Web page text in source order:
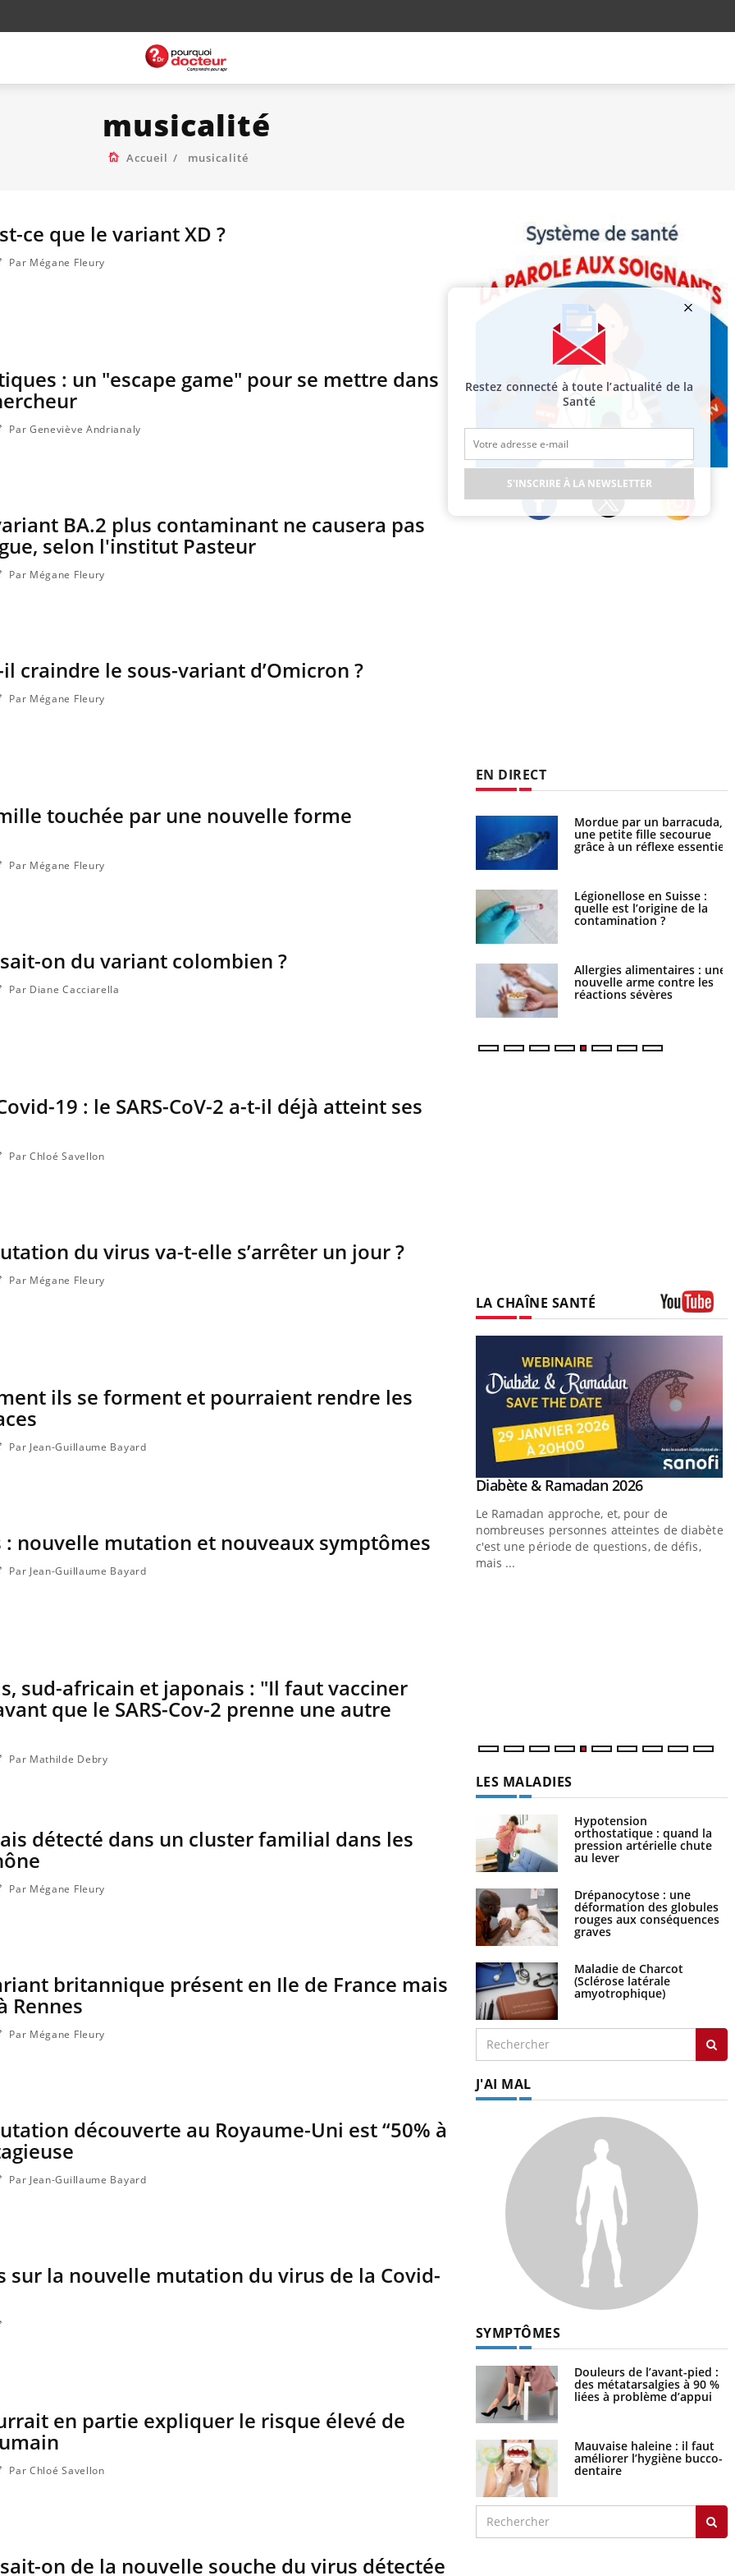
musicalité
Accueil musicalité
ce que le variant XD ?
Par Mégane Fleury
: un "escape game" pour se mettre dans
Par Geneviève Andrianaly
BA.2 plus contaminant ne causera pas
selon l'institut Pasteur
Par Mégane Fleury
craindre le sous-variant d’Omicron ?
Par Mégane Fleury
touchée par une nouvelle forme
Par Mégane Fleury
on du variant colombien ?
Par Diane Cacciarella
19 : le SARS-CoV-2 a-t-il déjà atteint ses
Par Chloé Savellon
du virus va-t-elle s’arrêter un jour ?
Par Mégane Fleury
ils se forment et pourraient rendre les
Par Jean-Guillaume Bayard
: nouvelle mutation et nouveaux symptômes
Par Jean-Guillaume Bayard
sud-africain et japonais : "Il faut vacciner
que le SARS-Cov-2 prenne une autre
Par Mathilde Debry
détecté dans un cluster familial dans les
Par Mégane Fleury
britannique présent en Ile de France mais
Rennes
Par Mégane Fleury
découverte au Royaume-Uni est “50% à
Par Jean-Guillaume Bayard
sur la nouvelle mutation du virus de la Covid-
en partie expliquer le risque élevé de
Par Chloé Savellon
on de la nouvelle souche du virus détectée
EN DIRECT
Grossesse et chaleur : ce
Mordue par une tique en
coma pendant 42 jours
Mordue par un barracuda,
une petite fille secourue
grâce à un réflexe essentiel
Légionellose en Suisse :
quelle est l’origine de la
contamination ?
Allergies alimentaires : une
nouvelle arme contre les
réactions sévères
Comment gérer le sommeil
des enfants en vacances ?
Bilan prévention : ce que
les kinés pourront bientôt
faire
TDAH : quel est ce
traitement autorisé aux
États-Unis ?
LA CHAÎNE SANTÉ
de vie ! Vacances, plage, piscine,
Youtube
Diabète & Ramadan 2026Youtube
Le Ramadan approche, et, pour de
nombreuses personnes atteintes de diabète,
c'est une période de questions, de défis,
mais ...
LES MALADIES
Hypotension
orthostatique : quand la
pression artérielle chute
au lever
Drépanocytose : une
déformation des globules
rouges aux conséquences
graves
Maladie de Charcot
(Sclérose latérale
amyotrophique)
J'AI MAL
SYMPTÔMES
Douleurs de l’avant-pied :
des métatarsalgies à 90 %
liées à problème d’appui
Mauvaise haleine : il faut
améliorer l’hygiène bucco-
dentaire
Restez connecté à toute l’actualité de la
Santé
S'INSCRIRE À LA NEWSLETTER